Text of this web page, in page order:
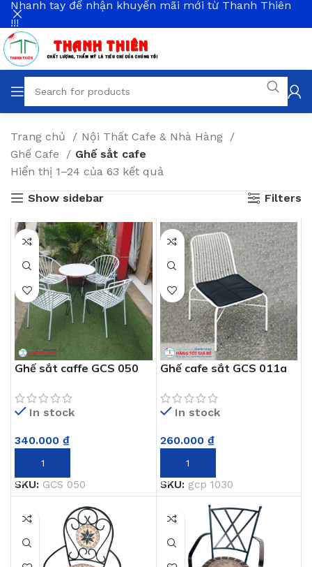
Trang chủ
Nội Thất Cafe & Nhà Hàng
Ghế Cafe
Ghế sắt cafe
Hiển thị 1–24 của 63 kết quả
Show sidebar
Filters
Ghế sắt caffe GCS 050
In stock
340.000 ₫
THÊM VÀO GIỎ HÀNG
SKU: GCS 050
Ghế cafe sắt GCS 011a
In stock
260.000 ₫
THÊM VÀO GIỎ HÀNG
SKU: gcp 1030
Nhanh tay để nhận khuyến mãi mới từ Thanh Thiên
!!!